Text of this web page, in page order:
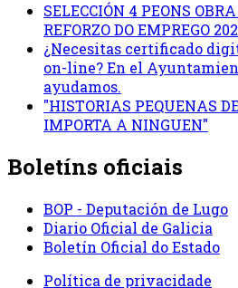
SELECCIÓN 4 PEONS
REFORZO DO EMPREGO
¿Necesitas certificado
on-line? En el
ayudamos.
"HISTORIAS PEQUENAS
IMPORTA A NINGUEN"
Boletíns oficiais
BOP - Deputación de Lugo
Diario Oficial de Galicia
Boletín Oficial do Estado
Política de privacidade